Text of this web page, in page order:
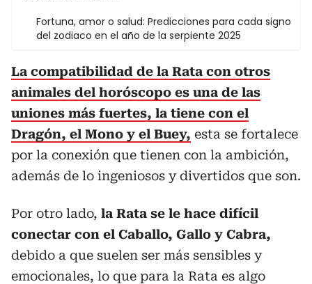
Fortuna, amor o salud: Predicciones para cada signo
del zodiaco en el año de la serpiente 2025
La compatibilidad de la Rata con otros
animales del horóscopo es una de las
uniones más fuertes, la tiene con el
Dragón, el Mono y el Buey, esta se fortalece
por la conexión que tienen con la ambición,
además de lo ingeniosos y divertidos que son.
Por otro lado, la Rata se le hace difícil
conectar con el Caballo, Gallo y Cabra,
debido a que suelen ser más sensibles y
emocionales, lo que para la Rata es algo